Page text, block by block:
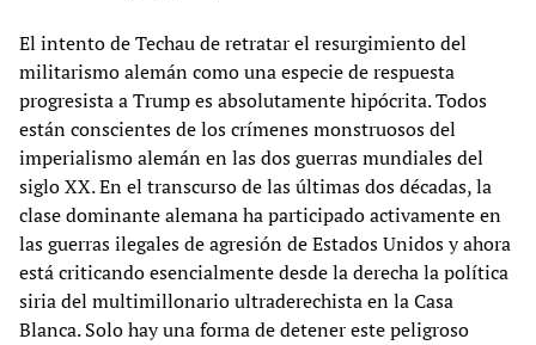
El intento de Techau de retratar el resurgimiento del
militarismo alemán como una especie de respuesta
progresista a Trump es absolutamente hipócrita. Todos
están conscientes de los crímenes monstruosos del
imperialismo alemán en las dos guerras mundiales del
siglo XX. En el transcurso de las últimas dos décadas, la
clase dominante alemana ha participado activamente en
las guerras ilegales de agresión de Estados Unidos y ahora
está criticando esencialmente desde la derecha la política
siria del multimillonario ultraderechista en la Casa
Blanca. Solo hay una forma de detener este peligroso